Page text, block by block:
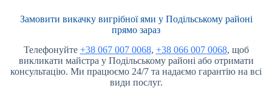
Замовити викачку вигрібної ями у Подільському районі
прямо зараз
Телефонуйте +38 067 007 0068, +38 066 007 0068, щоб
викликати майстра у Подільському районі або отримати
консультацію. Ми працюємо 24/7 та надаємо гарантію на всі
види послуг.